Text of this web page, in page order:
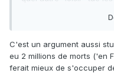
effectifs, et qu'on
sont pour qui? l'homme
besoins de nettoyeurs,
C'est un argument aussi
eu 2 millions de morts ('en
ferait mieux de s'occuper